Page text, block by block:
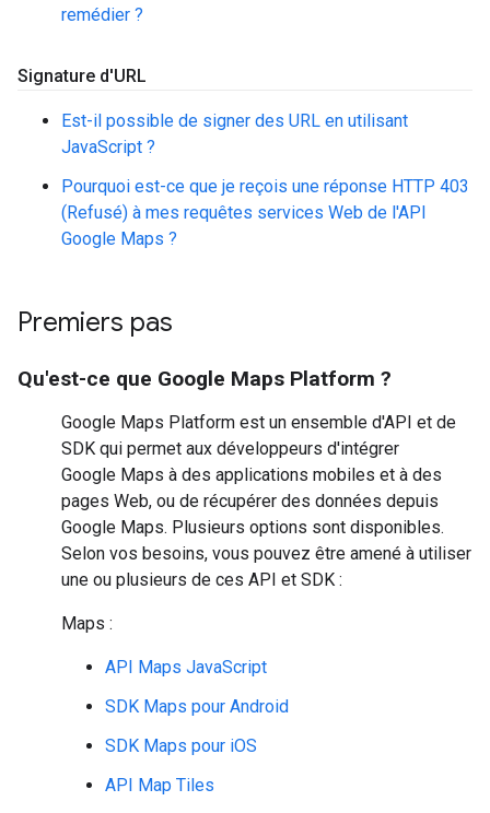
remédier ?
Signature d'URL
Est-il possible de signer des URL en utilisant
JavaScript ?
Pourquoi est-ce que je reçois une réponse HTTP 403
(Refusé) à mes requêtes services Web de l'API
Google Maps ?
Premiers pas
Qu'est-ce que Google Maps Platform ?
Google Maps Platform est un ensemble d'API et de
SDK qui permet aux développeurs d'intégrer
Google Maps à des applications mobiles et à des
pages Web, ou de récupérer des données depuis
Google Maps. Plusieurs options sont disponibles.
Selon vos besoins, vous pouvez être amené à utiliser
une ou plusieurs de ces API et SDK :
Maps :
API Maps JavaScript
SDK Maps pour Android
SDK Maps pour iOS
API Map Tiles